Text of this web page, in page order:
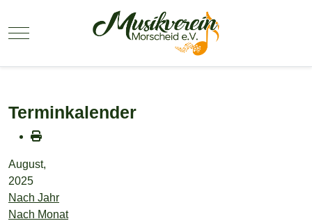
Mobile Menu Toggle
Terminkalender
August,
2025
Nach Jahr
Nach Monat